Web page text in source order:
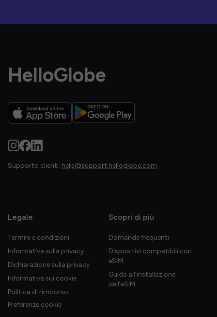
HelloGlobe
Supporto clienti: help@support.helloglobe.com
Legale
Termini e condizioni
Informativa sulla privacy
Dichiarazione sulla privacy
Informativa sui cookie
Politica di rimborso
Preferenze cookie
Scopri di più
Domande frequenti
Dispositivi compatibili con
eSIM
Guida all’installazione
dell’eSIM